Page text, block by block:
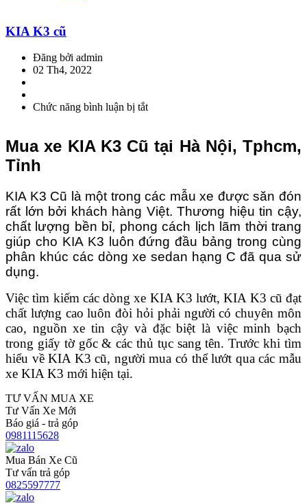
KIA K3 cũ
Đăng bởi admin
02 Th4, 2022
Chức năng bình luận bị tắtở
cũ
Mua xe KIA K3 Cũ tại Hà Nội, Tphcm,
Tỉnh
KIA K3 Cũ là một trong các mẫu xe được săn đón
rất lớn bởi khách hàng Việt. Thương hiệu tin cậy,
chất lượng bền bỉ, phong cách lịch lãm thời trang
giúp cho KIA K3 luôn đứng đầu bảng trong cùng
phân khúc các dòng xe sedan hạng C đã qua sử
dụng.
Việc tìm kiếm các dòng xe KIA K3 lướt, KIA K3 cũ đạt
chất lượng cao luôn đòi hỏi phải người có chuyên môn
cao, nguồn xe tin cậy và đặc biệt là việc minh bạch
trong giấy tờ gốc & các thủ tục sang tên. Trước khi tìm
hiểu về KIA K3 cũ, người mua có thể lướt qua các mẫu
xe KIA K3 mới hiện tại.
TƯ VẤN MUA XE
Tư Vấn Xe Mới
Báo giá - trả góp
0981115628
Mua Bán Xe Cũ
Tư vấn trả góp
0825597777